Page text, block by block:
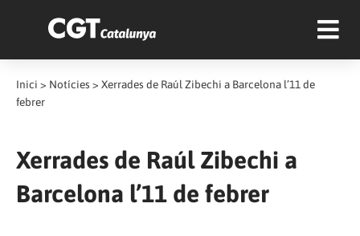
Inici > Notícies > Xerrades de Raúl Zibechi a Barcelona l’11 de
febrer
Xerrades de Raúl Zibechi a
Barcelona l’11 de febrer